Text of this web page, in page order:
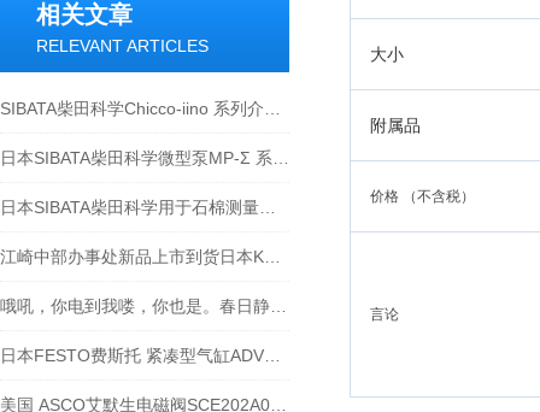
相关文章
RELEVANT ARTICLES 大小
附属品
价格 （不含税）
言论